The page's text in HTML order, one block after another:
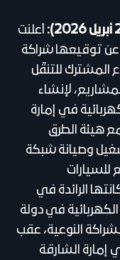
أعلنت
عن توقيعها شراكة
المشترك للتنقّل
لإنشاء
في إمارة
هيئة الطرق
وصيانة شبكة
سريع للسيارات
الرائدة في
الكهربائية في دولة
النوعية، عقب
إمارة الشارقة